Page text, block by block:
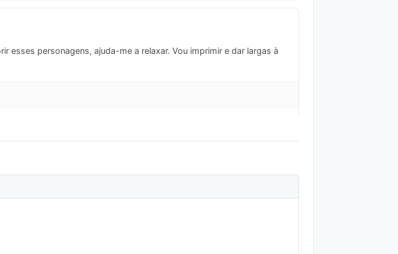
esses personagens, ajuda-me a relaxar. Vou imprimir e dar largas à